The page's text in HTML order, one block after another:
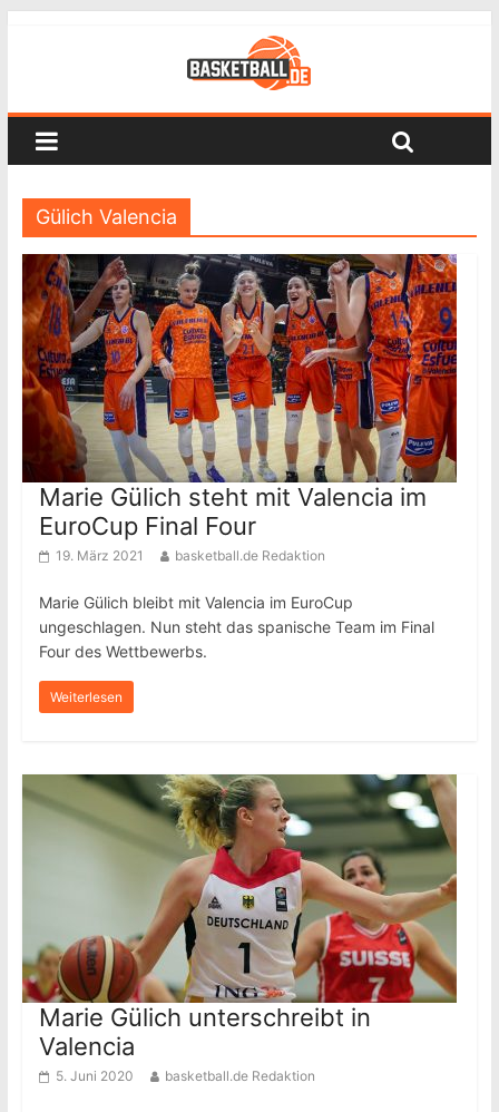
Gülich Valencia
Marie Gülich steht mit Valencia im
EuroCup Final Four
19. März 2021 basketball.de Redaktion
Marie Gülich bleibt mit Valencia im EuroCup
ungeschlagen. Nun steht das spanische Team im Final
Four des Wettbewerbs.
Weiterlesen
Marie Gülich unterschreibt in
Valencia
5. Juni 2020 basketball.de Redaktion